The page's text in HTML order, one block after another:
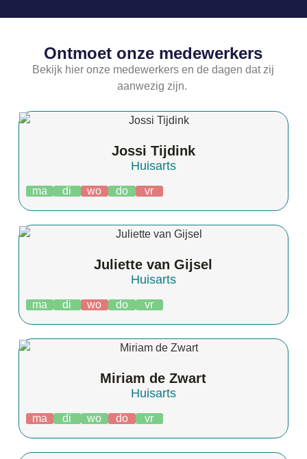
Ontmoet onze medewerkers
Bekijk hier onze medewerkers en de dagen dat zij
aanwezig zijn.
Jossi Tijdink
Huisarts
ma di wo do vr
Juliette van Gijsel
Huisarts
ma di wo do vr
Miriam de Zwart
Huisarts
ma di wo do vr